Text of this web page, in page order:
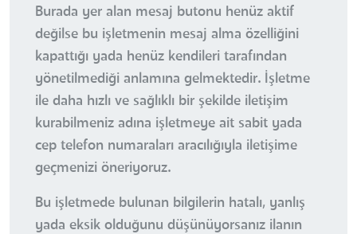
Burada yer alan mesaj butonu henüz aktif
değilse bu işletmenin mesaj alma özelliğini
kapattığı yada henüz kendileri tarafından
yönetilmediği anlamına gelmektedir. İşletme
ile daha hızlı ve sağlıklı bir şekilde iletişim
kurabilmeniz adına işletmeye ait sabit yada
cep telefon numaraları aracılığıyla iletişime
geçmenizi öneriyoruz.
Bu işletmede bulunan bilgilerin hatalı, yanlış
yada eksik olduğunu düşünüyorsanız ilanın